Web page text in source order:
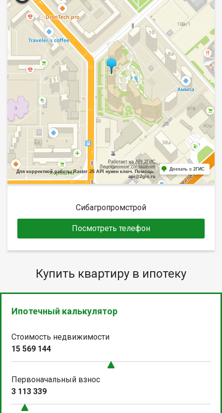
Работает на API 2ГИС
Лицензионное соглашение
Для корректной работы Raster JS API нужен ключ. Помощь:
api@2gis.ru
Доехать с 2ГИС
Сибагропромстрой
Посмотреть телефон
Купить квартиру в ипотеку
Ипотечный калькулятор
Стоимость недвижимости
15 569 144
Первоначальный взнос
3 113 339